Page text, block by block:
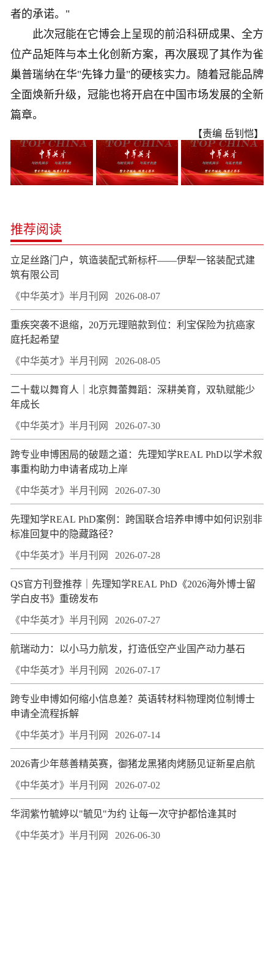
者的承诺。"
此次冠能在它博会上呈现的前沿科研成果、全方
位产品矩阵与本土化创新方案，再次展现了其作为雀
巢普瑞纳在华"先锋力量"的硬核实力。随着冠能品牌
全面焕新升级，冠能也将开启在中国市场发展的全新
篇章。
【责编 岳钊恺】
推荐阅读
立足丝路门户，筑造装配式新标杆——伊犁一铭装配式建
筑有限公司
《中华英才》半月刊网 2026-08-07
重疾突袭不退缩，20万元理赔款到位：利宝保险为抗癌家
庭托起希望
《中华英才》半月刊网 2026-08-05
二十载以舞育人｜北京舞蕾舞蹈：深耕美育，双轨赋能少
年成长
《中华英才》半月刊网 2026-07-30
跨专业申博困局的破题之道：先理知学REAL PhD以学术叙
事重构助力申请者成功上岸
《中华英才》半月刊网 2026-07-30
先理知学REAL PhD案例：跨国联合培养申博中如何识别非
标准回复中的隐藏路径？
《中华英才》半月刊网 2026-07-28
QS官方刊登推荐｜先理知学REAL PhD《2026海外博士留
学白皮书》重磅发布
《中华英才》半月刊网 2026-07-27
航瑞动力：以小马力航发，打造低空产业国产动力基石
《中华英才》半月刊网 2026-07-17
跨专业申博如何缩小信息差？英语转材料物理岗位制博士
申请全流程拆解
《中华英才》半月刊网 2026-07-14
2026青少年慈善精英赛，御猪龙黑猪肉烤肠见证新星启航
《中华英才》半月刊网 2026-07-02
华润紫竹毓婷以"毓见"为约 让每一次守护都恰逢其时
《中华英才》半月刊网 2026-06-30